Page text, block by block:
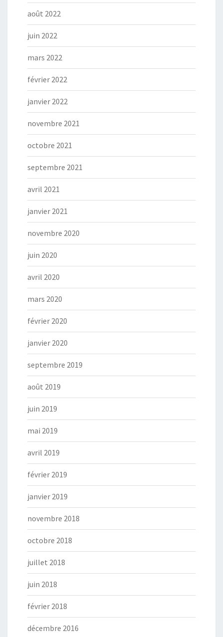
août 2022
juin 2022
mars 2022
février 2022
janvier 2022
novembre 2021
octobre 2021
septembre 2021
avril 2021
janvier 2021
novembre 2020
juin 2020
avril 2020
mars 2020
février 2020
janvier 2020
septembre 2019
août 2019
juin 2019
mai 2019
avril 2019
février 2019
janvier 2019
novembre 2018
octobre 2018
juillet 2018
juin 2018
février 2018
décembre 2016